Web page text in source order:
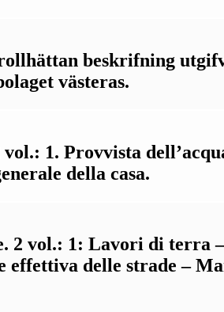
beskrifning
västeras.
1. Provvista
della casa.
2 vol.: 1: Lavori di terra
effettiva delle strade –